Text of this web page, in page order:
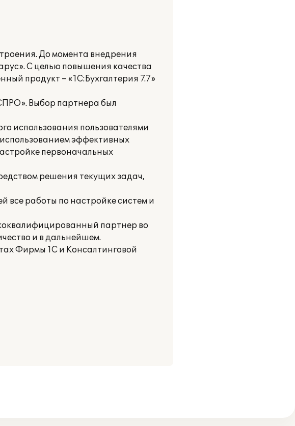
До момента внедрения
С целью повышения качества
продукт – «1С:Бухгалтерия 7.7»
Выбор партнера был
использования пользователями
эффективных
первоначальных
решения текущих задач,
все работы по настройке систем и
партнер во
и в дальнейшем.
Фирмы 1С и Консалтинговой